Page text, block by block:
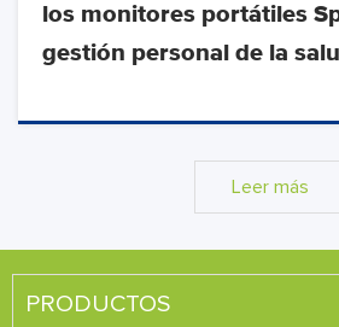
los monitores portátiles
gestión personal de la
Leer más
PRODUCTOS